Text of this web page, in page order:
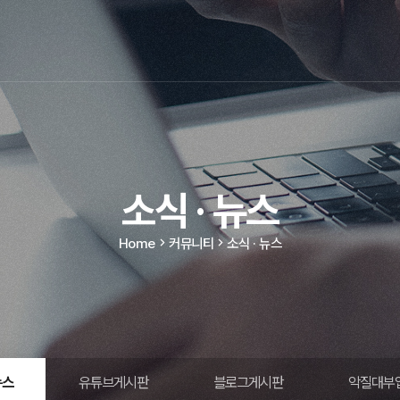
소식 · 뉴스
Home 커뮤니티 소식 · 뉴스
유튜브게시판 블로그게시판 악질대부